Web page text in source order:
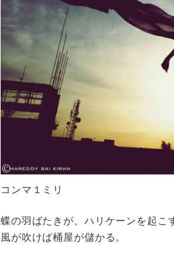
コンマ１ミリ
蝶の羽ばたきが、ハリケーンを起こ
風が吹けば桶屋が儲かる。